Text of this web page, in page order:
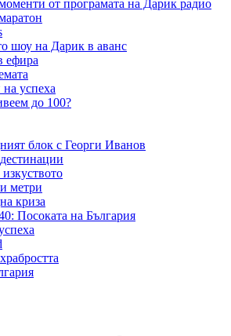
от програмата на Дарик радио
шоу на Дарик в аванс
ефира
успеха
до 100?
блок с Георги Иванов
метри
криза
Посоката на България